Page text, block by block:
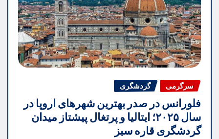
سرگرمی گردشگری
فلورانس در صدر بهترین شهرهای اروپا در
سال ۲۰۲۵؛ ایتالیا و پرتغال پیشتاز میدان
گردشگری قاره سبز